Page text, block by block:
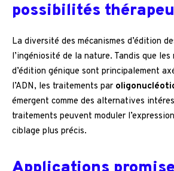
possibilités
La diversité des mécanismes d’édition
l’ingéniosité de la nature. Tandis que les
d’édition génique sont principalement
l’ADN, les traitements par
émergent comme des alternatives
traitements peuvent moduler
ciblage plus précis.